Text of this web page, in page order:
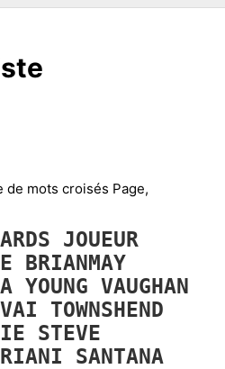
de mots croisés Page,
JOUEUR
BRIANMAY
YOUNG VAUGHAN
VAI TOWNSHEND
STEVE
SANTANA